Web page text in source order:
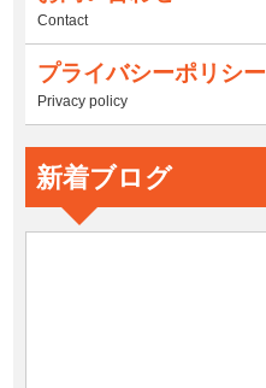
Contact
プライバシーポリシー
Privacy policy
新着ブログ